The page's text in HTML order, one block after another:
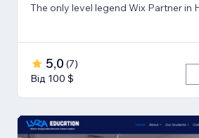
The only level legend Wix Partner in
5,0 (7)
Від 100 $